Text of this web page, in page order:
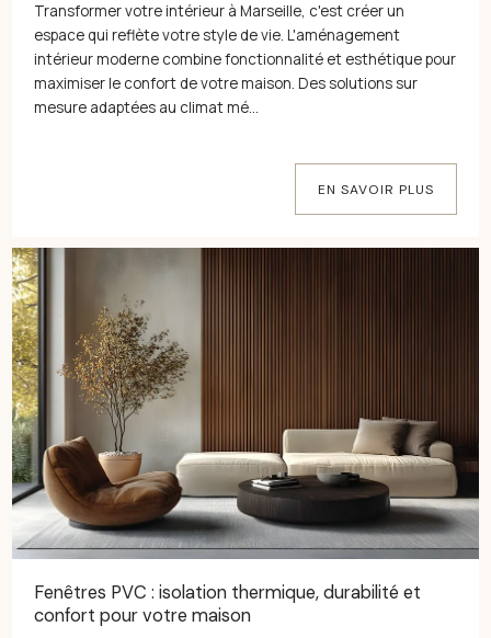
Transformer votre intérieur à Marseille, c'est créer un
espace qui reflète votre style de vie. L'aménagement
intérieur moderne combine fonctionnalité et esthétique pour
maximiser le confort de votre maison. Des solutions sur
mesure adaptées au climat mé...
EN SAVOIR PLUS
Fenêtres PVC : isolation thermique, durabilité et
confort pour votre maison